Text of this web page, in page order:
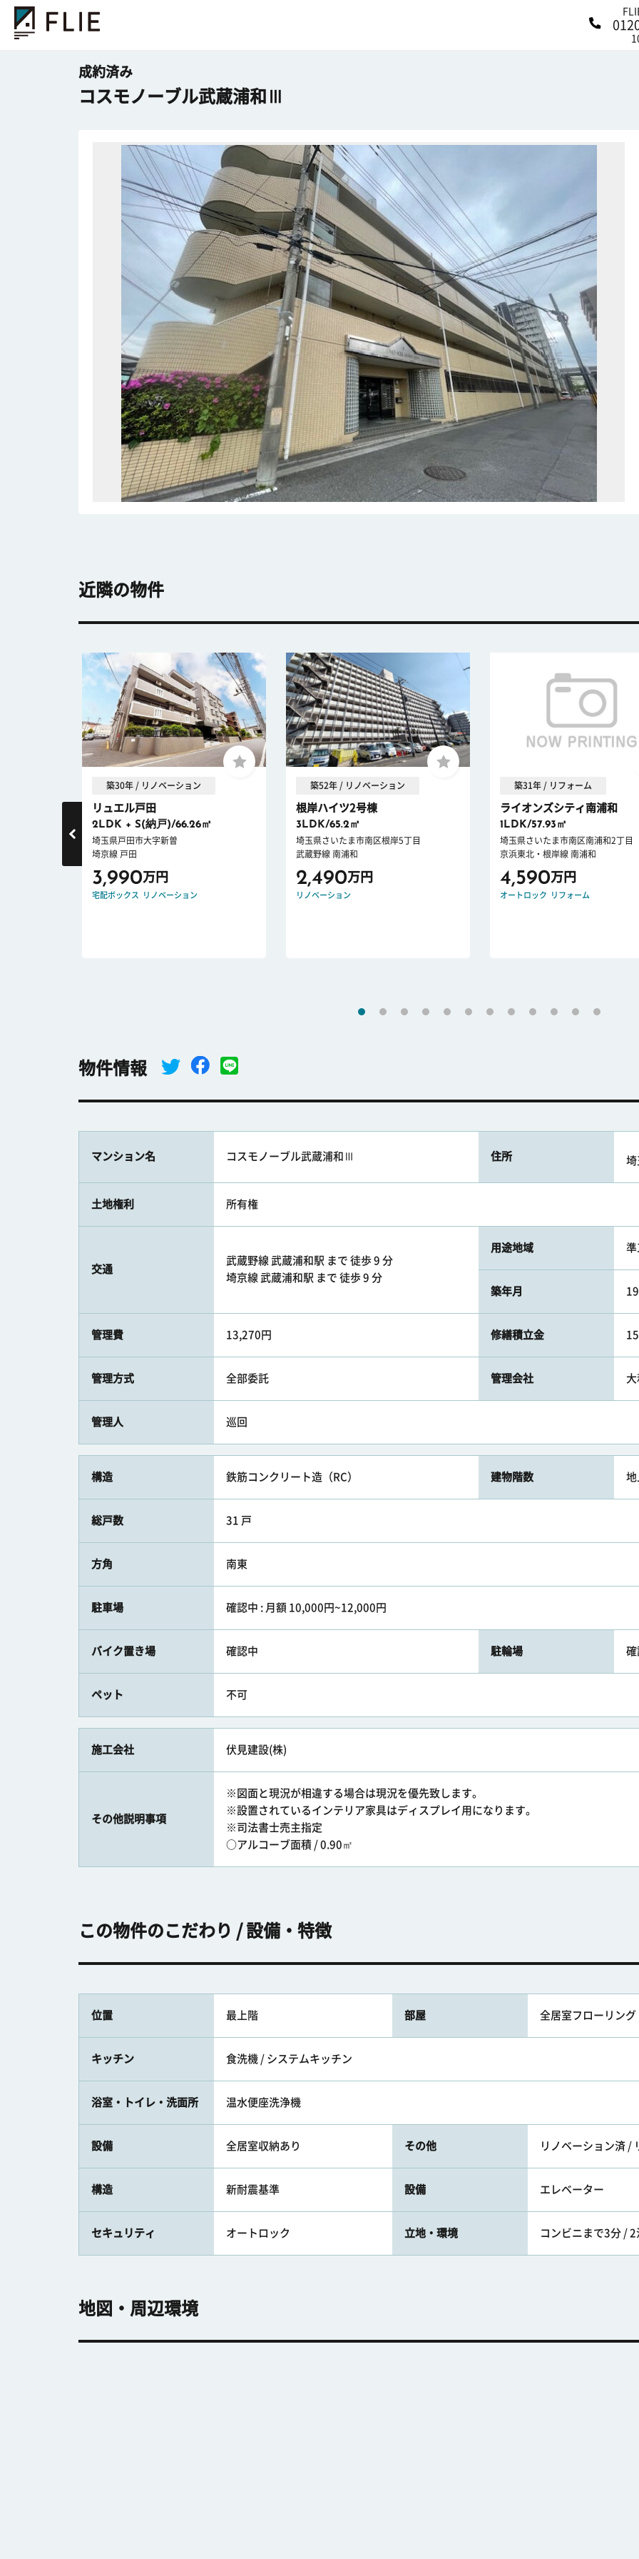
成約済み
コスモノーブル武蔵浦和Ⅲ
近隣の物件
築30年 / リノベーション
リュエル戸田
2LDK + S(納戸)/66.26㎡
埼玉県戸田市大字新曽
埼京線 戸田
3,990万円
宅配ボックス リノベーション
築52年 / リノベーション
根岸ハイツ2号棟
3LDK/65.2㎡
埼玉県さいたま市南区根岸5丁目
武蔵野線 南浦和
2,490万円
リノベーション
築31年 / リフォーム
ライオンズシティ南浦和
1LDK/57.93㎡
埼玉県さいたま市南区南浦和2丁目
京浜東北・根岸線 南浦和
4,590万円
オートロック リフォーム
物件情報
マンション名 コスモノーブル武蔵浦和Ⅲ 住所 埼
土地権利 所有権
交通
武蔵野線 武蔵浦和駅 まで 徒歩 9 分
埼京線 武蔵浦和駅 まで 徒歩 9 分
用途地域 準
築年月
管理費 13,270円 修繕積立金
管理方式 全部委託 管理会社
管理人 巡回
構造 鉄筋コンクリート造（RC） 建物階数 地
総戸数 31 戸
方角 南東
駐車場 確認中 : 月額 10,000円~12,000円
バイク置き場 確認中 駐輪場 確
ペット 不可
施工会社 伏見建設(株)
その他説明事項
※図面と現況が相違する場合は現況を優先致します。
※設置されているインテリア家具はディスプレイ用になります。
※司法書士売主指定
○アルコーブ面積 / 0.90㎡
この物件のこだわり / 設備・特徴
位置 最上階 部屋 全居室フローリング
キッチン 食洗機 / システムキッチン
浴室・トイレ・洗面所 温水便座洗浄機
設備 全居室収納あり その他 リノベーション済 /
構造 新耐震基準 設備 エレベーター
セキュリティ オートロック 立地・環境 コンビニまで3分 /
地図・周辺環境